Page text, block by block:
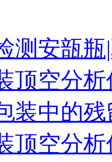
测安瓿
顶空分
装中的
顶空分